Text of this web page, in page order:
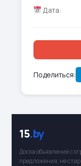
Дата:
Поделиться:
15.by
Доска объявлений с
предложения, не